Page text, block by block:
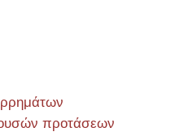
προτάσεων